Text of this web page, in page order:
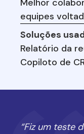
Melhor
equipes
Soluções
Relatório da
Copiloto de
“Fiz um teste